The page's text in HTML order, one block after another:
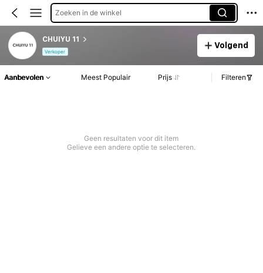
Zoeken in de winkel
CHUIYU 11
Verkoper
Volgend
Aanbevolen Meest Populair Prijs Filteren
Geen resultaten voor dit item
Gelieve een andere optie te selecteren.